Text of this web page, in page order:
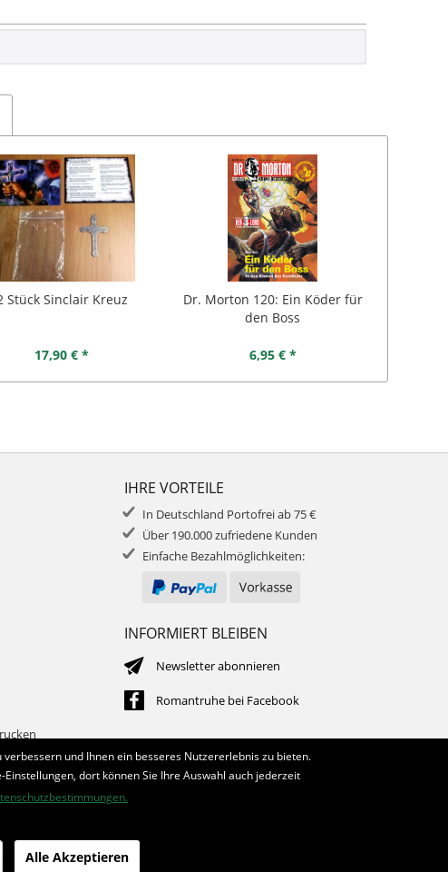
Stück Sinclair Kreuz
17,90 € *
Dr. Morton 120: Ein Köder für
den Boss
6,95 € *
IHRE VORTEILE
In Deutschland Portofrei ab 75 €
Über 190.000 zufriedene Kunden
Einfache Bezahlmöglichkeiten:
INFORMIERT BLEIBEN
Newsletter abonnieren
Romantruhe bei Facebook
und Ihnen ein besseres Nutzererlebnis zu bieten.
dort können Sie Ihre Auswahl auch jederzeit
Alle Akzeptieren